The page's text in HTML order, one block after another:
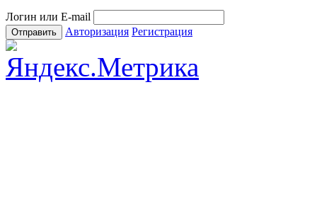
Логин или E-mail
Авторизация Регистрация